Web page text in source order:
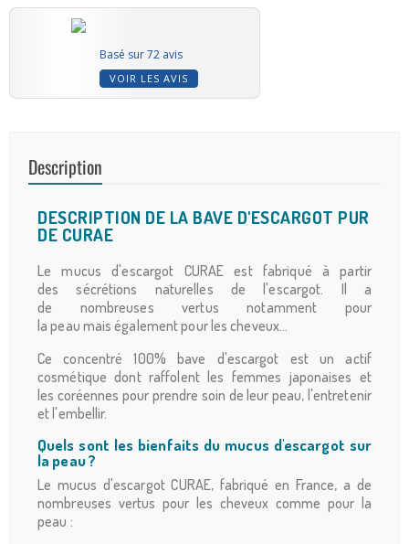
Basé sur 72 avis
VOIR LES AVIS
Description
DESCRIPTION DE LA BAVE D'ESCARGOT PUR
DE CURAE
Le mucus d'escargot CURAE est fabriqué à partir
des sécrétions naturelles de l'escargot. Il a
de nombreuses vertus notamment pour
la peau mais également pour les cheveux...
Ce concentré 100% bave d'escargot est un actif
cosmétique dont raffolent les femmes japonaises et
les coréennes pour prendre soin de leur peau, l'entretenir
et l'embellir.
Quels sont les bienfaits du mucus d'escargot sur
la peau ?
Le mucus d'escargot CURAE, fabriqué en France, a de
nombreuses vertus pour les cheveux comme pour la
peau :